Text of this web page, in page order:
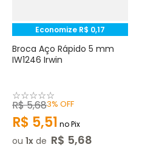
Economize R$ 0,17
Broca Aço Rápido 5 mm
IW1246 Irwin
☆☆☆☆☆
R$5,683% OFF
R$ 5,51 no Pix
ou 1 de R$ 5,68